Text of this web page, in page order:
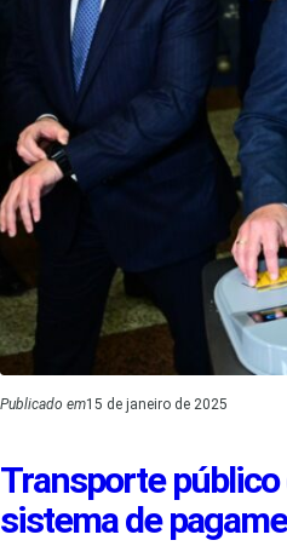
Publicado em15 de janeiro de 2025
Transporte público
sistema de